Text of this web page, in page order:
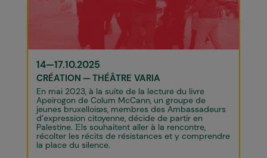
14—17.10.2025
CRÉATION THÉÂTRE VARIA
En mai 2023, à la suite de la lecture du livre
Apeirogon de Colum McCann, un groupe de
jeunes bruxellois·es, membres des Ambassadeurs
d’expression citoyenne, décide de partir en
Palestine. I·Els souhaitent aller à la rencontre,
récolter les récits de résistances et y comprendre
la place du silence.